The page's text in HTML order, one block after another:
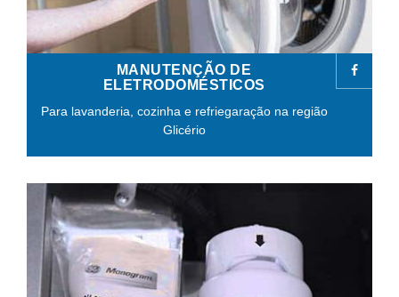
MANUTENÇÃO DE
ELETRODOMÉSTICOS
Para lavanderia, cozinha e refriegaração na região
Glicério